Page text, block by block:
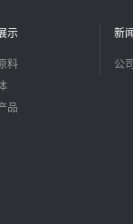
示
料
品
新
公